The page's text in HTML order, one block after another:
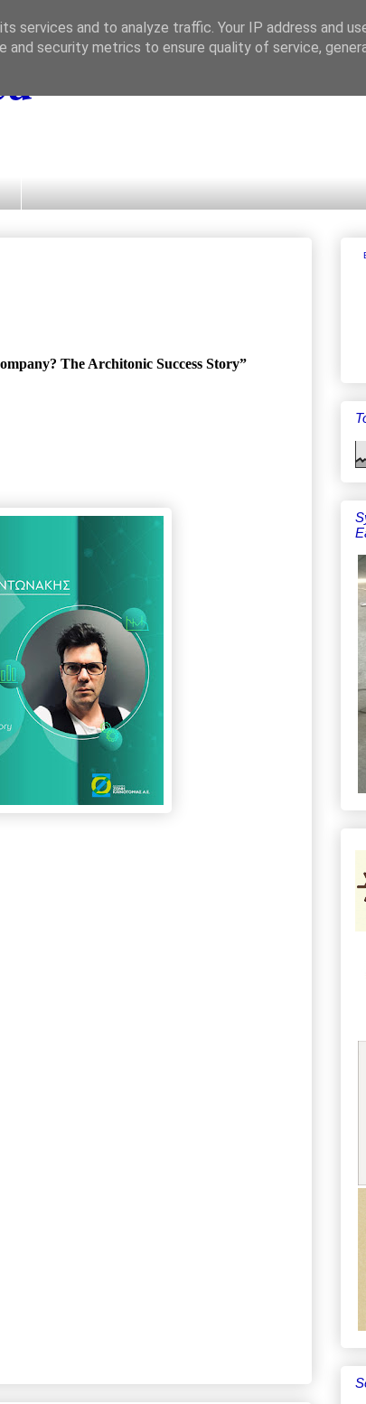
The Architonic Success Story”
services and to analyze traffic. Your IP address and
and security metrics to ensure quality of service,